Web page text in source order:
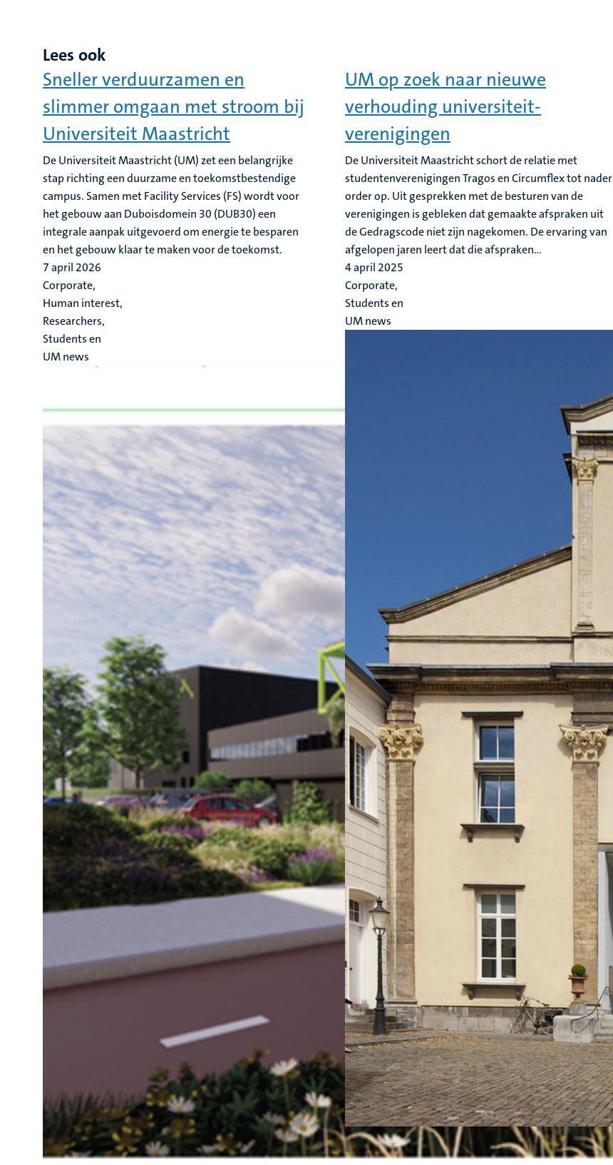
Lees ook
Sneller verduurzamen en
slimmer omgaan met stroom bij
Universiteit Maastricht
De Universiteit Maastricht (UM) zet een belangrijke
stap richting een duurzame en toekomstbestendige
campus. Samen met Facility Services (FS) wordt voor
het gebouw aan Duboisdomein 30 (DUB30) een
integrale aanpak uitgevoerd om energie te besparen
en het gebouw klaar te maken voor de toekomst.
7 april 2026
Corporate,
Human interest,
Researchers,
Students en
UM news
UM op zoek naar nieuwe
verhouding universiteit-
verenigingen
De Universiteit Maastricht schort de relatie met
studentenverenigingen Tragos en Circumflex tot nader
order op. Uit gesprekken met de besturen van de
verenigingen is gebleken dat gemaakte afspraken uit
de Gedragscode niet zijn nagekomen. De ervaring van
afgelopen jaren leert dat die afspraken...
4 april 2025
Corporate,
Students en
UM news